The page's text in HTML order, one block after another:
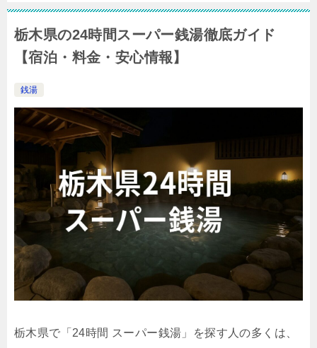
栃木県の24時間スーパー銭湯徹底ガイド
【宿泊・料金・安心情報】
銭湯
栃木県で「24時間 スーパー銭湯」を探す人の多くは、